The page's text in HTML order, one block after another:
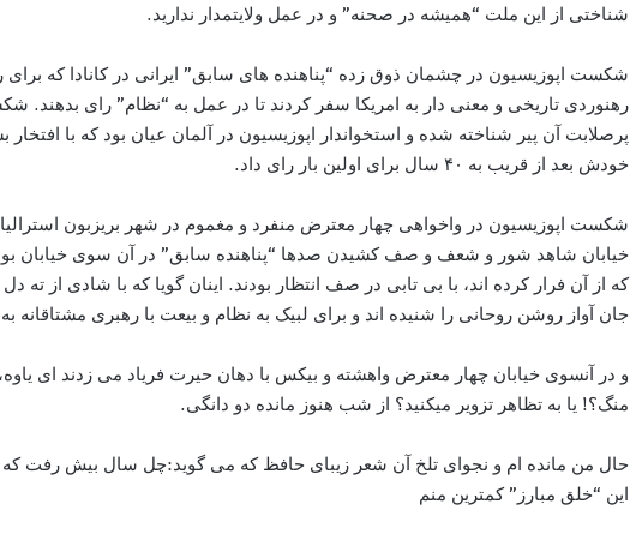
شناختی از این ملت “همیشه در صحنه” و در عمل ولایتمدار ندارید.
شکست اپوزیسیون در چشمان ذوق زده “پناهنده های سابق” ایرانی در کانادا که
رهنوردی تاریخی و معنی دار به امریکا سفر کردند تا در عمل به “نظام” رای بدهند.
پرصلابت آن پیر شناخته شده و استخواندار اپوزیسیون در آلمان عیان بود که با
خودش بعد از قریب به ۴۰ سال برای اولین بار رای داد.
شکست اپوزیسیون در واخواهی چهار معترض منفرد و مغموم در شهر بریزبون استرالیا
خیابان شاهد شور و شعف و صف کشیدن صدها “پناهنده سابق” در آن سوی خیابان
که از آن فرار کرده اند، با بی تابی در صف انتظار بودند. اینان گویا که با شادی از ته
جان آواز روشن روحانی را شنیده اند و برای لبیک به نظام و بیعت با رهبری مشتاقانه
و در آنسوی خیابان چهار معترض واهشته و بیکس با دهان حیرت فریاد می زدند ای یاوه،
منگ؟! یا به تظاهر تزویر میکنید؟ از شب هنوز مانده دو دانگی.
حال من مانده ام و نجوای تلخ آن شعر زیبای حافظ که می گوید:چل سال بیش رفت
این “خلق مبارز” کمترین منم